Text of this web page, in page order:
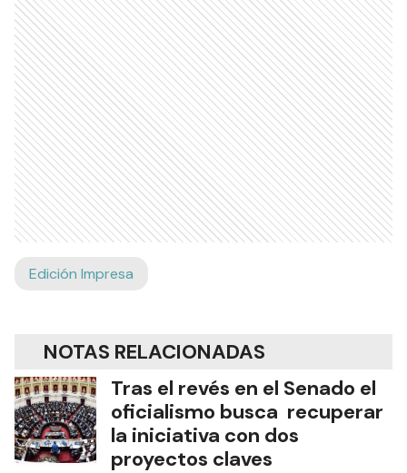
Edición Impresa
NOTAS RELACIONADAS
Tras el revés en el Senado el
oficialismo busca recuperar
la iniciativa con dos
proyectos claves